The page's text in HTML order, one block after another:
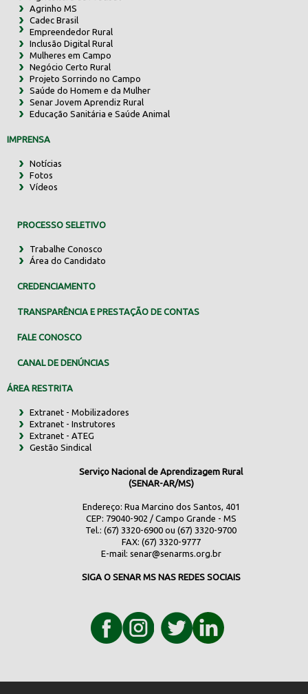
Agrinho MS
Cadec Brasil
Empreendedor Rural
Inclusão Digital Rural
Mulheres em Campo
Negócio Certo Rural
Projeto Sorrindo no Campo
Saúde do Homem e da Mulher
Senar Jovem Aprendiz Rural
Educação Sanitária e Saúde Animal
IMPRENSA
Notícias
Fotos
Vídeos
PROCESSO SELETIVO
Trabalhe Conosco
Área do Candidato
CREDENCIAMENTO
TRANSPARÊNCIA E PRESTAÇÃO DE CONTAS
FALE CONOSCO
CANAL DE DENÚNCIAS
ÁREA RESTRITA
Extranet - Mobilizadores
Extranet - Instrutores
Extranet - ATEG
Gestão Sindical
Serviço Nacional de Aprendizagem Rural
(SENAR-AR/MS)
Endereço: Rua Marcino dos Santos, 401
CEP: 79040-902 / Campo Grande - MS
Tel.: (67) 3320-6900 ou (67) 3320-9700
FAX: (67) 3320-9777
E-mail: senar@senarms.org.br
SIGA O SENAR MS NAS REDES SOCIAIS